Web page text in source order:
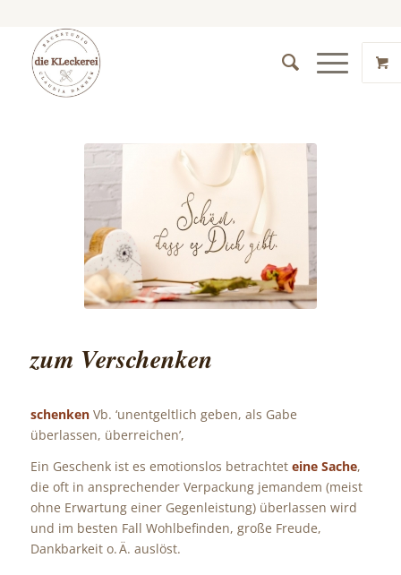
zum Verschenken
schenkenVb. ‘unentgeltlich geben, als Gabe
überlassen, überreichen’,
Ein Geschenk ist es emotionslos betrachteteine Sache,
die oft in ansprechender Verpackung jemandem (meist
ohne Erwartung einer Gegenleistung) überlassen wird
und im besten Fall Wohlbefinden, große Freude,
Dankbarkeit o. Ä. auslöst.